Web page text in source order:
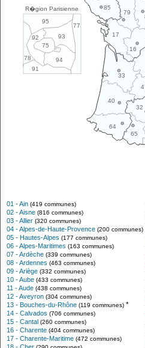
R�gion Parisienne
77
78
91
95
93
75
94
92
16
17
32
33
40
64
65
79
85
01 - Ain (419 communes)
02 - Aisne (816 communes)
03 - Allier (320 communes)
04 - Alpes-de-Haute-Provence (200 communes)
05 - Hautes-Alpes (177 communes)
06 - Alpes-Maritimes (163 communes)
07 - Ardèche (339 communes)
08 - Ardennes (463 communes)
09 - Ariège (332 communes)
10 - Aube (433 communes)
11 - Aude (438 communes)
12 - Aveyron (304 communes)
13 - Bouches-du-Rhône (119 communes) *
14 - Calvados (706 communes)
15 - Cantal (260 communes)
16 - Charente (404 communes)
17 - Charente-Maritime (472 communes)